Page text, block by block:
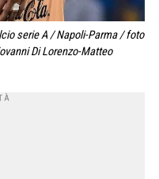
serie A / Napoli-Parma / foto
Di Lorenzo-Matteo